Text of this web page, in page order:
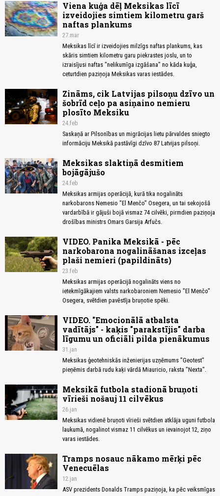
Viena kuģa dēļ Meksikas līcī
izveidojies simtiem kilometru garš
naftas plankums
27.mar
Meksikas līcī ir izveidojies milzīgs naftas plankums, kas
skāris simtiem kilometru garu piekrastes joslu, un to
izraisījusi naftas "nelikumīga izgāšana" no kāda kuģa,
ceturtdien paziņoja Meksikas varas iestādes.
Zināms, cik Latvijas pilsoņu dzīvo un
šobrīd ceļo pa asiņaino nemieru
plosīto Meksiku
24.feb
Saskaņā ar Pilsonības un migrācijas lietu pārvaldes sniegto
informāciju Meksikā pastāvīgi dzīvo 87 Latvijas pilsoņi.
Meksikas slaktiņā desmitiem
bojāgājušo
24.feb
Meksikas armijas operācijā, kurā tika nogalināts
narkobarons Nemesio "El Menčo" Osegera, un tai sekojošā
vardarbībā ir gājuši bojā vismaz 74 cilvēki, pirmdien paziņoja
drošības ministrs Omars Garsija Arfučs.
VIDEO. Panika Meksikā - pēc
narkobarona nogalināšanas izceļas
plaši nemieri (papildināts)
23.feb
Meksikas armijas operācijā nogalināts viens no
ietekmīgākajiem valsts narkobaroniem Nemesio "El Menčo"
Osegera, svētdien pavēstīja bruņotie spēki.
VIDEO. "Emocionālā atbalsta
vadītājs" - kaķis "parakstījis" darba
līgumu un oficiāli pilda pienākumus
31.jan
Meksikas ģeotehniskās inženierijas uzņēmums "Geotest"
pieņēmis darbā rudu kaķi vārdā Miauricio, raksta "Nexta".
Meksikā futbola stadionā bruņoti
vīrieši nošauj 11 cilvēkus
26.jan
Meksikas vidienē bruņoti vīrieši svētdien atklāja uguni futbola
laukumā, nogalinot vismaz 11 cilvēkus un ievainojot 12, ziņo
varas iestādes.
Tramps nosauc nākamo mērķi pēc
Venecuēlas
12.jan
ASV prezidents Donalds Tramps paziņoja, ka pēc veiksmīgas